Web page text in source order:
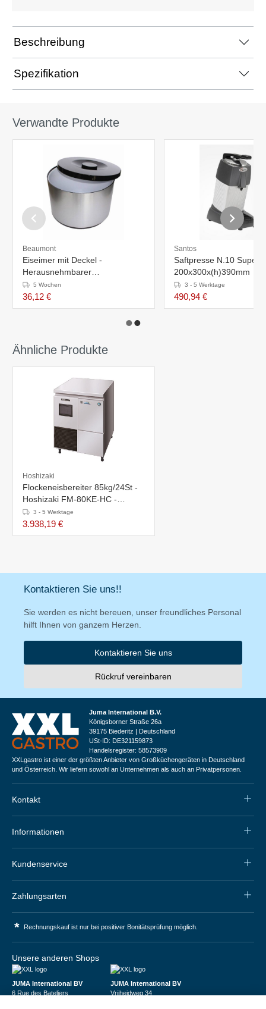
Beschreibung
Spezifikation
Verwandte Produkte
Beaumont
Eiseimer mit Deckel -
Herausnehmbarer
Abtropfschale
5 Wochen
36,12 €
Santos
Saftpresse N.10 Super -
200x300x(h)390mm
3 - 5 Werktage
490,94 €
Ähnliche Produkte
Hoshizaki
Flockeneisbereiter 85kg/24St -
Hoshizaki FM-80KE-HC -
Luftkühlung - Speicher 26kg
3 - 5 Werktage
3.938,19 €
Kontaktieren Sie uns!!
Sie werden es nicht bereuen, unser freundliches Personal
hilft Ihnen von ganzem Herzen.
Kontaktieren Sie uns
Rückruf vereinbaren
Juma International B.V.
Königsborner Straße 26a
39175 Biederitz | Deutschland
USt-ID: DE321159873
Handelsregister: 58573909
XXLgastro ist einer der größten Anbieter von Großküchengeräten in Deutschland
und Österreich. Wir liefern sowohl an Unternehmen als auch an Privatpersonen.
Kontakt
Informationen
Kundenservice
Zahlungsarten
* Rechnungskauf ist nur bei positiver Bonitätsprüfung möglich.
Unsere anderen Shops
JUMA International BV
6 Rue des Bateliers
JUMA International BV
Vrijheidweg 34